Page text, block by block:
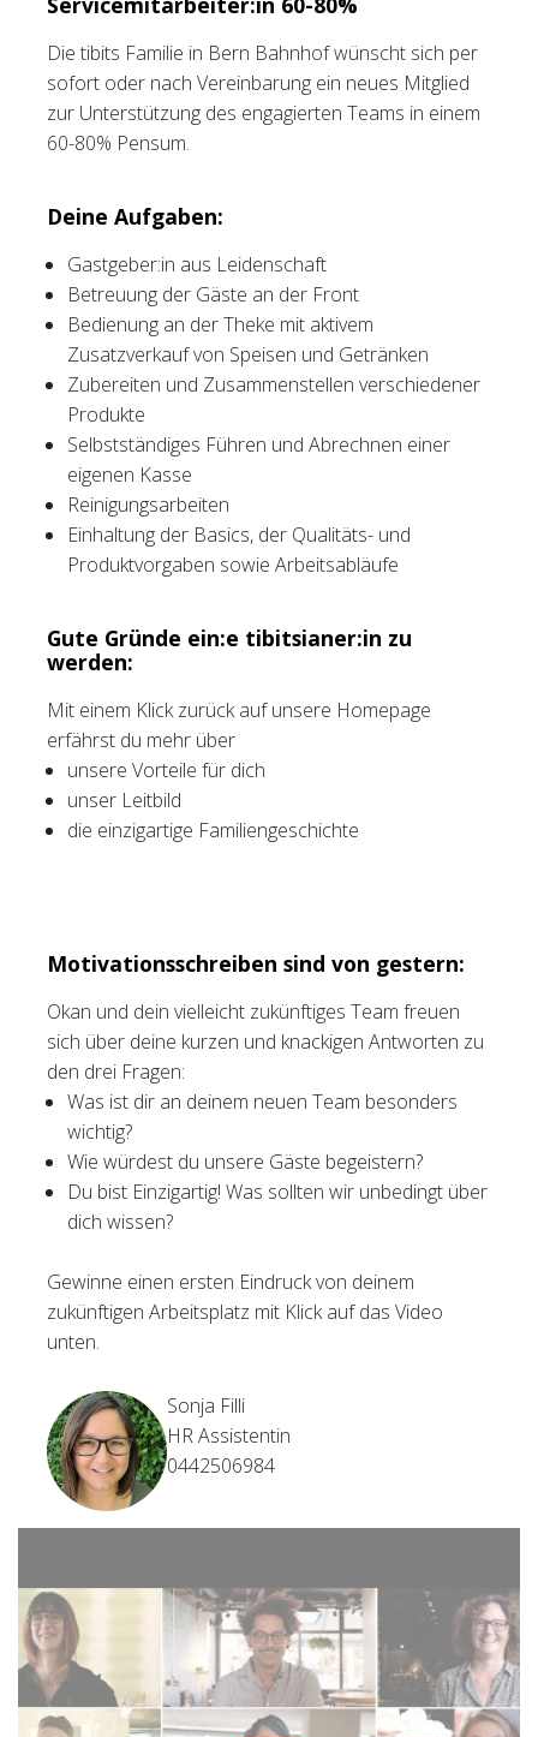
Tischreservation
Login
Schweiz (DE)
Die tibits Familie in Bern Bahnhof wünscht sich per
sofort oder nach Vereinbarung ein neues Mitglied
zur Unterstützung des engagierten Teams in einem
60-80% Pensum.
Deine Aufgaben:
Gastgeber:in aus Leidenschaft
Betreuung der Gäste an der Front
Bedienung an der Theke mit aktivem
Zusatzverkauf von Speisen und Getränken
Zubereiten und Zusammenstellen verschiedener
Produkte
Selbstständiges Führen und Abrechnen einer
eigenen Kasse
Reinigungsarbeiten
Einhaltung der Basics, der Qualitäts- und
Produktvorgaben sowie Arbeitsabläufe
Gute Gründe ein:e tibitsianer:in zu
werden:
Mit einem Klick zurück auf unsere Homepage
erfährst du mehr über
unsere Vorteile für dich
unser Leitbild
die einzigartige Familiengeschichte
Motivationsschreiben sind von gestern:
Okan und dein vielleicht zukünftiges Team freuen
sich über deine kurzen und knackigen Antworten zu
den drei Fragen:
Was ist dir an deinem neuen Team besonders
wichtig?
Wie würdest du unsere Gäste begeistern?
Du bist Einzigartig! Was sollten wir unbedingt über
dich wissen?
Gewinne einen ersten Eindruck von deinem
zukünftigen Arbeitsplatz mit Klick auf das Video
unten.
Sonja Filli
HR Assistentin
0442506984